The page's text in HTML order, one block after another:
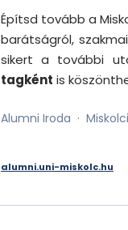
Építsd tovább a
barátságról,
sikert a további
tagként is
Alumni Iroda ·
alumni.uni-miskolc.hu